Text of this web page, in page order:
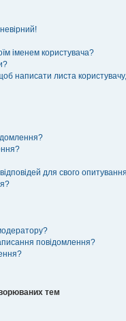
іменем користувача?
написати листа користувачу,
для свого
повідомлення?
тем